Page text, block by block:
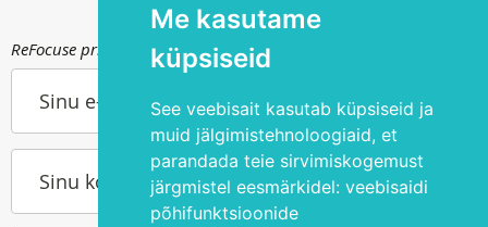
Me kasutame
küpsiseid
See veebisait kasutab küpsiseid ja
muid jälgimistehnoloogiaid, et
parandada teie sirvimiskogemust
järgmistel eesmärkidel: veebisaidi
põhifunktsioonide
ReFocuse privaatsuspoliitika kohta saad lugeda
Sinu e-post
Sinu kontakttelefon